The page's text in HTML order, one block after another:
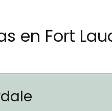
en Fort